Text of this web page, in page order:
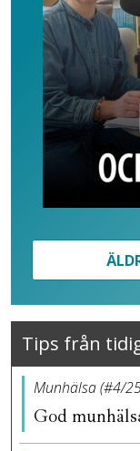
Tips från
Munhälsa (#4/
God